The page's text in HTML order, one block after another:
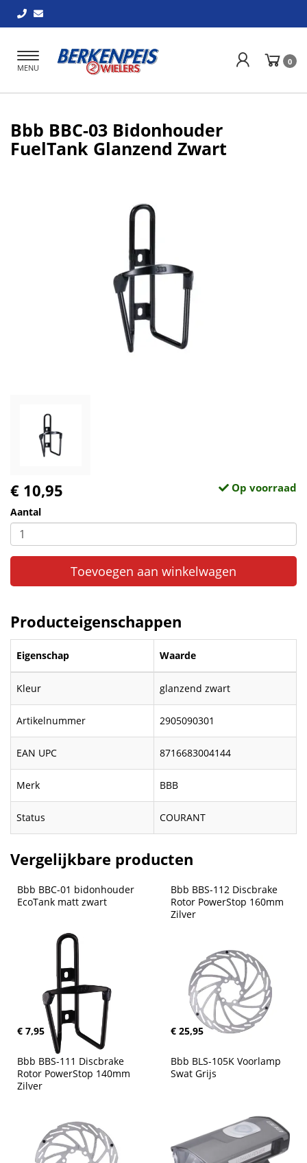
Toggle
navigation
MENU
0
Bbb BBC-03 Bidonhouder
FuelTank Glanzend Zwart
€ 10,95 Op voorraad
Aantal
Toevoegen aan winkelwagen
Producteigenschappen
Eigenschap Waarde
Kleur glanzend zwart
Artikelnummer 2905090301
EAN UPC 8716683004144
Merk BBB
Status COURANT
Vergelijkbare producten
Bbb BBC-01 bidonhouder
EcoTank matt zwart
€ 7,95
Bbb BBS-112 Discbrake
Rotor PowerStop 160mm
Zilver
€ 25,95
Bbb BBS-111 Discbrake
Rotor PowerStop 140mm
Zilver
Bbb BLS-105K Voorlamp
Swat Grijs